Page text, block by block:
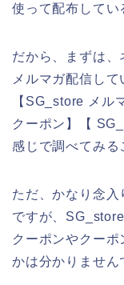
使って配布してい
だから、まずは
メルマガ配信して
【SG_store メル
クーポン】【
感じで調べてみる
ただ、かなり念
ですが、
クーポンやクーポ
かは分かりません